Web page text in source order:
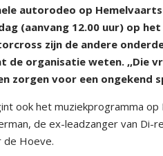
autorodeo op
(aanvang 12.00 uur) op
zijn de andere
de organisatie weten. ,,Die
zorgen voor een ongekend
ook het muziekprogramma
de ex-leadzanger van
de Hoeve.